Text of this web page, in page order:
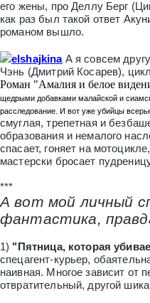
его жены, про Деллу Берг
как раз был такой ответ
романом вышло.
elshajkina А я совсем
Чэнь (Дмитрий Косарев),
Роман "Амалия и белое
щедрыми добавками малайской и
расследование. И вот уже убийцы
смуглая, трепетная и
образования и немалого
спасает, гоняет на
мастерски бросает
***
А вот мой личный
фантастика,
1) "Пятница, которая
спецагент-курьер,
наивная. Многое зависит от
отвратительный, другой